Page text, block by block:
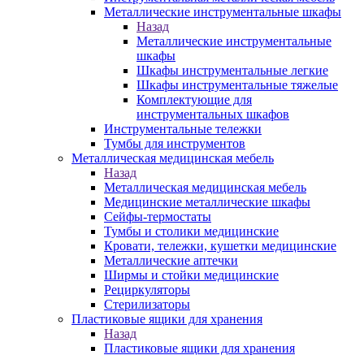
Металлические инструментальные шкафы
Назад
Металлические инструментальные
шкафы
Шкафы инструментальные легкие
Шкафы инструментальные тяжелые
Комплектующие для
инструментальных шкафов
Инструментальные тележки
Тумбы для инструментов
Металлическая медицинская мебель
Назад
Металлическая медицинская мебель
Медицинские металлические шкафы
Сейфы-термостаты
Тумбы и столики медицинские
Кровати, тележки, кушетки медицинские
Металлические аптечки
Ширмы и стойки медицинские
Рециркуляторы
Стерилизаторы
Пластиковые ящики для хранения
Назад
Пластиковые ящики для хранения